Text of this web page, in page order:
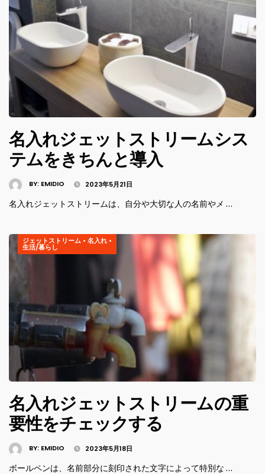
名入れジェットストリームシス
テムをきちんと導入
BY: EMIDIO 2023年5月21日
名入れジェットストリームは、自分や大切な人の名前やメ …
ジェットストリーム • 名入れ •
生活/暮らし
名入れジェットストリームの重
要性をチェックする
BY: EMIDIO 2023年5月18日
ボールペンは、名前部分に刻印された文字によって特別な …